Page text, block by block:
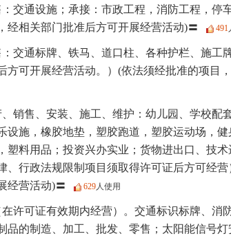
交通设施；承接：市政工程，消防工程，停
经相关部门批准后方可开展经营活动)〓
491
交通标牌、铁马、道口柱、各种护栏、施工
方可开展经营活动。）(依法须经批准的项目
销售、安装、施工、维护：幼儿园、学校配
设施，橡胶地垫，塑胶跑道，塑胶运动场，
塑料用品；投资兴办实业；货物进出口、技
、行政法规限制项目须取得许可证后方可经
经营活动)〓
629 人使用
许可证有效期内经营）。交通标识标牌、消
品的制造、加工、批发、零售；太阳能信号